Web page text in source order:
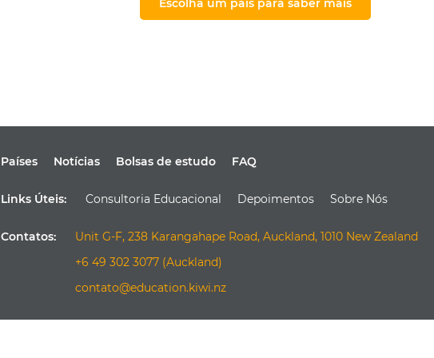
Escolha um país para saber mais
Países Notícias Bolsas de estudo FAQ
Links Úteis: Consultoria Educacional Depoimentos Sobre Nós
Contatos:
Unit G-F, 238 Karangahape Road, Auckland, 1010 New Zealand
+6 49 302 3077 (Auckland)
contato@education.kiwi.nz